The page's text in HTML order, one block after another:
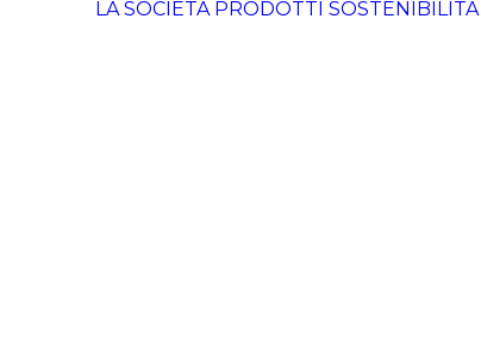
LA SOCIETÀ PRODOTTI SOSTENIBILITÀ